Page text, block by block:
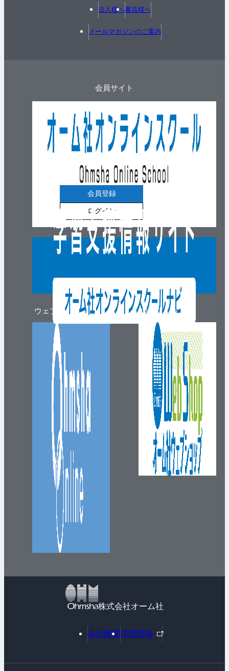
法人様へ書店様へ
メールマガジンのご案内
ウェブマガジン
会員サイト
会員登録
ログイン
ウェブショップ
株式会社オーム社
会社概要採用情報
外
部
ン